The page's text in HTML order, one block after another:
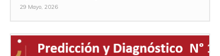
29 Mayo, 2026